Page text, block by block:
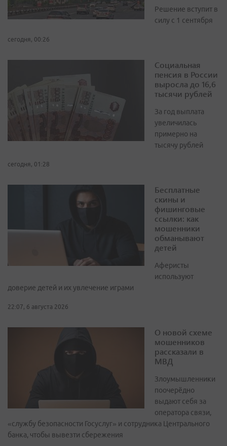
Решение вступит в
силу с 1 сентября
сегодня, 00:26
Социальная
пенсия в России
выросла до 16,6
тысячи рублей
За год выплата
увеличилась
примерно на
тысячу рублей
сегодня, 01:28
Бесплатные
скины и
фишинговые
ссылки: как
мошенники
обманывают
детей
Аферисты
используют
доверие детей и их увлечение играми
22:07, 6 августа 2026
О новой схеме
мошенников
рассказали в
МВД
Злоумышленники
поочерёдно
выдают себя за
оператора связи,
«службу безопасности Госуслуг» и сотрудника Центрального
банка, чтобы вывезти сбережения